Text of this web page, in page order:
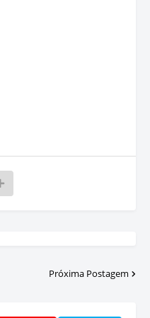
Próxima Postagem